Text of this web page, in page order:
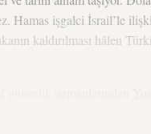
Hamas işgalci İsrail’le
kaldırılması hâlen